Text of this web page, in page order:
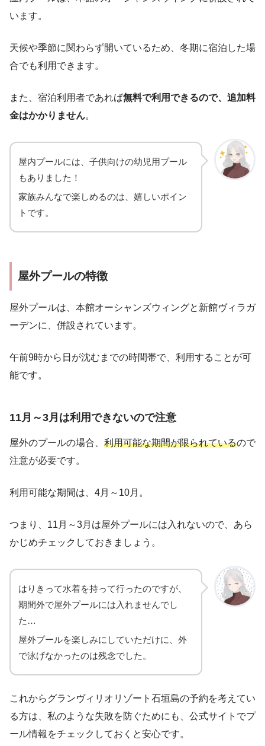
います。
天候や季節に関わらず開いているため、冬期に宿泊した場
合でも利用できます。
また、宿泊利用者であれば無料で利用できるので、追加料
金はかかりません。
屋内プールには、子供向けの幼児用プール
もありました！
家族みんなで楽しめるのは、嬉しいポイン
トです。
屋外プールの特徴
屋外プールは、本館オーシャンズウィングと新館ヴィラガ
ーデンに、併設されています。
午前9時から日が沈むまでの時間帯で、利用することが可
能です。
11月～3月は利用できないので注意
屋外のプールの場合、 利用可能な期間が限られているので
注意が必要です。
利用可能な期間は、4月～10月。
つまり、11月～3月は屋外プールには入れないので、あら
かじめチェックしておきましょう。
はりきって水着を持って行ったのですが、
期間外で屋外プールには入れませんでし
た…
屋外プールを楽しみにしていただけに、外
で泳げなかったのは残念でした。
これからグランヴィリオリゾート石垣島の予約を考えてい
る方は、私のような失敗を防ぐためにも、公式サイトでプ
ール情報をチェックしておくと安心です。